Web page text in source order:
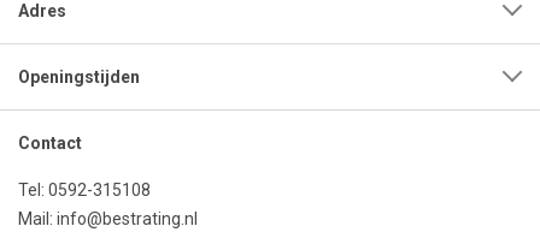
Adres
Openingstijden
Contact
Tel: 0592-315108
Mail: info@bestrating.nl